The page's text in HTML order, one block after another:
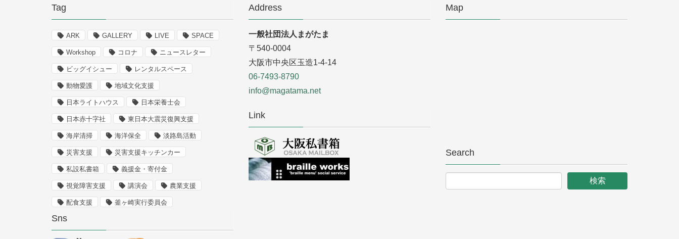
Tag
ARK GALLERY LIVE SPACE
Workshop コロナ ニュースレター
ビッグイシュー レンタルスペース
動物愛護 地域文化支援
日本ライトハウス 日本栄養士会
日本赤十字社 東日本大震災復興支援
海岸清掃 海洋保全 淡路島活動
災害支援 災害支援キッチンカー
私設私書箱 義援金・寄付金
視覚障害支援 講演会 農業支援
配食支援 釜ヶ崎実行委員会
Sns
Address
一般社団法人まがたま
〒540-0004
大阪市中央区玉造1-4-14
06-7493-8790
info@magatama.net
Link
Map
Search